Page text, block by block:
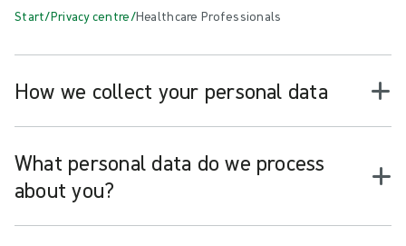
Start/Privacy centre/Healthcare Professionals
How we collect your personal data
What personal data do we process
about you?